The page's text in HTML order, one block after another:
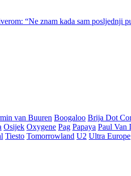
“Ne znam kada sam posljednji
van Buuren Boogaloo Brija Dot
Osijek Oxygene Pag Papaya Paul Van
Tiesto Tomorrowland U2 Ultra Europe